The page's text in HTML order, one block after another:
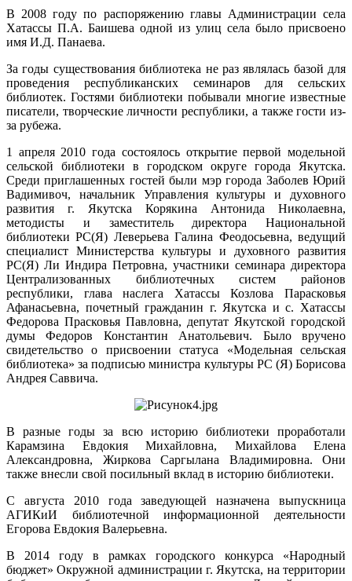
В 2008 году по распоряжению главы Администрации села
Хатассы П.А. Баишева одной из улиц села было присвоено
имя И.Д. Панаева.
За годы существования библиотека не раз являлась базой для
проведения республиканских семинаров для сельских
библиотек. Гостями библиотеки побывали многие известные
писатели, творческие личности республики, а также гости из-
за рубежа.
1 апреля 2010 года состоялось открытие первой модельной
сельской библиотеки в городском округе города Якутска.
Среди приглашенных гостей были мэр города Заболев Юрий
Вадимивоч, начальник Управления культуры и духовного
развития г. Якутска Корякина Антонида Николаевна,
методисты и заместитель директора Национальной
библиотеки РС(Я) Леверьева Галина Феодосьевна, ведущий
специалист Министерства культуры и духовного развития
РС(Я) Ли Индира Петровна, участники семинара директора
Централизованных библиотечных систем районов
республики, глава наслега Хатассы Козлова Парасковья
Афанасьевна, почетный гражданин г. Якутска и с. Хатассы
Федорова Прасковья Павловна, депутат Якутской городской
думы Федоров Константин Анатольевич. Было вручено
свидетельство о присвоении статуса «Модельная сельская
библиотека» за подписью министра культуры РС (Я) Борисова
Андрея Саввича.
В разные годы за всю историю библиотеки проработали
Карамзина Евдокия Михайловна, Михайлова Елена
Александровна, Жиркова Саргылана Владимировна. Они
также внесли свой посильный вклад в историю библиотеки.
С августа 2010 года заведующей назначена выпускница
АГИКиИ библиотечной информационной деятельности
Егорова Евдокия Валерьевна.
В 2014 году в рамках городского конкурса «Народный
бюджет» Окружной администрации г. Якутска, на территории